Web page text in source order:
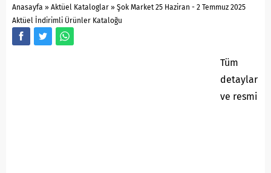
Anasayfa » Aktüel Kataloglar » Şok Market 25 Haziran - 2 Temmuz 2025
Aktüel İndirimli Ürünler Kataloğu
Tüm
detaylar
ve resmi